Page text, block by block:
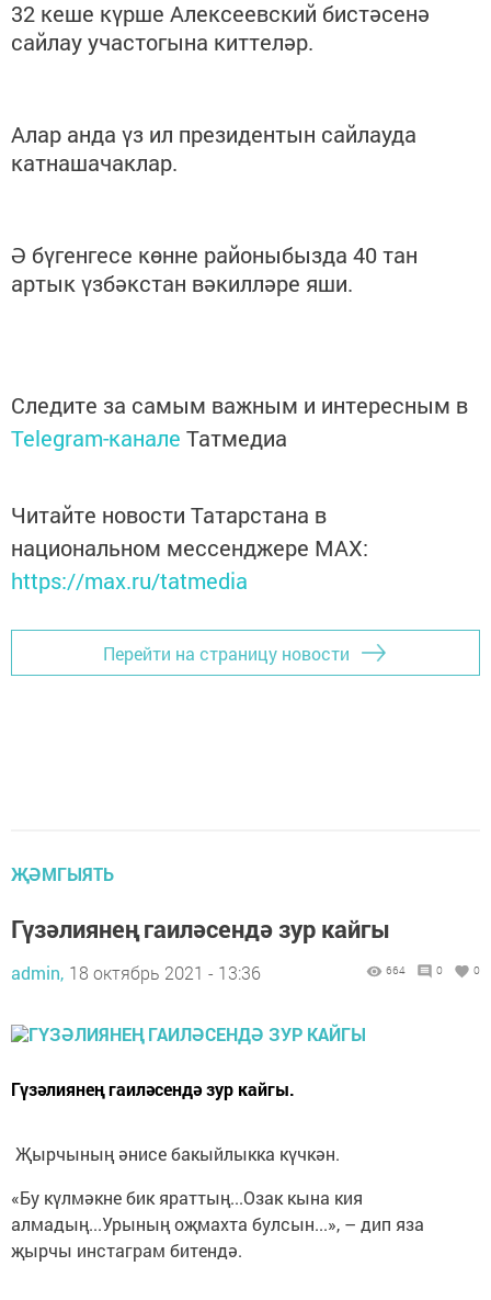
32 кеше күрше Алексеевский бистәсенә
сайлау участогына киттеләр.
Алар анда үз ил президентын сайлауда
катнашачаклар.
Ә бүгенгесе көнне районыбызда 40 тан
артык үзбәкстан вәкилләре яши.
Следите за самым важным и интересным в
Telegram-канале Татмедиа
Читайте новости Татарстана в
национальном мессенджере MАХ:
https://max.ru/tatmedia
Перейти на страницу новости
ҖӘМГЫЯТЬ
Гүзәлиянең гаиләсендә зур кайгы
admin, 18 октябрь 2021 - 13:36 664 0 0
Гүзәлиянең гаиләсендә зур кайгы.
Җырчының әнисе бакыйлыкка күчкән.
«Бу күлмәкне бик яраттың...Озак кына кия
алмадың...Урының оҗмахта булсын...», – дип яза
җырчы инстаграм битендә.